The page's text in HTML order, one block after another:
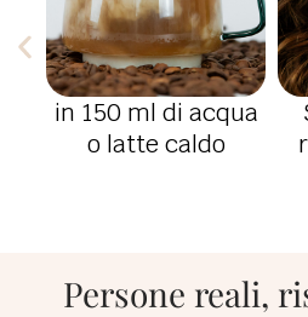
in 150 ml di acqua
o latte caldo
Persone reali,